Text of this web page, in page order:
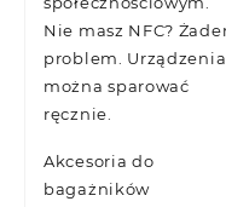
Nie masz NFC?
problem. Urządzenia
można sparować
ręcznie.
Akcesoria do
bagażników